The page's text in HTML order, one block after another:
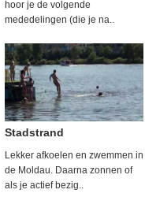
hoor je de volgende
mededelingen (die je na..
Stadstrand
Lekker afkoelen en zwemmen in
de Moldau. Daarna zonnen of
als je actief bezig..